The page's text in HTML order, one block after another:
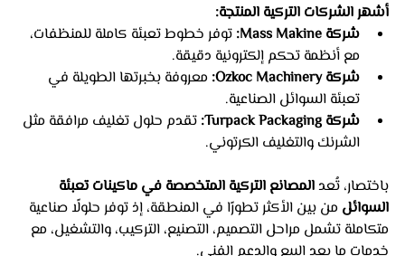
أشهر الشركات التركية المنتجة:
شركة Mass Makine:
توفر خطوط تعبئة كاملة للمنظفات،
مع أنظمة تحكم إلكترونية دقيقة.
شركة Ozkoc Machinery:
معروفة بخبرتها الطويلة في
تعبئة السوائل الصناعية.
شركة Turpack Packaging:
تقدم حلول تغليف مرافقة مثل
الشرنك والتغليف الكرتوني.
باختصار، تُعد المصانع التركية المتخصصة في ماكينات تعبئة
السوائل من بين الأكثر تطورًا في المنطقة، إذ توفر حلولًا صناعية
متكاملة تشمل مراحل التصميم، التصنيع، التركيب، والتشغيل، مع